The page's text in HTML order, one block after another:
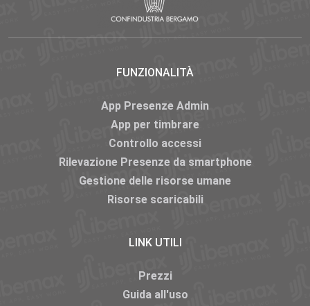
FUNZIONALITÀ
App Presenze Admin
App per timbrare
Controllo accessi
Rilevazione Presenze da smartphone
Gestione delle risorse umane
Risorse scaricabili
LINK UTILI
Prezzi
Guida all'uso